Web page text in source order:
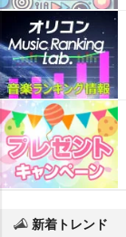
新着トレンド